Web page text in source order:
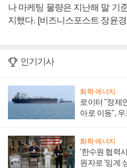
나 마케팅 물량은 지난해 말 기
지했다. [비즈니스포스트 장윤
인기기사
화학·에너지
로이터 "정제
아로 이동",
화학·에너지
'한수원 협력
원자로 '임계